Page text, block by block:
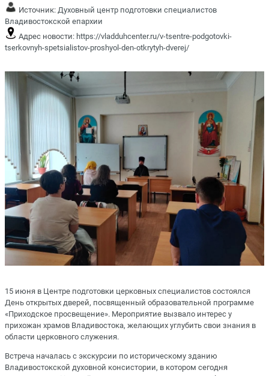
Источник: Духовный центр подготовки специалистов
Владивостокской епархии
Адрес новости: https://vladduhcenter.ru/v-tsentre-podgotovki-
tserkovnyh-spetsialistov-proshyol-den-otkrytyh-dverej/
15 июня в Центре подготовки церковных специалистов состоялся
День открытых дверей, посвященный образовательной программе
«Приходское просвещение». Мероприятие вызвало интерес у
прихожан храмов Владивостока, желающих углубить свои знания в
области церковного служения.
Встреча началась с экскурсии по историческому зданию
Владивостокской духовной консистории, в котором сегодня